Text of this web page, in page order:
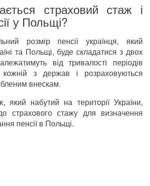
страховий стаж і
у Польщі?
розмір пенсії українця, який
та Польщі, буде складатися з двох
від тривалості періодів
з держав і розраховуються
внескам.
який набутий на території України,
страхового стажу для визначення
пенсії в Польщі.